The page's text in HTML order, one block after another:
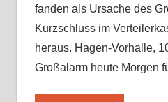
fanden als Ursache des
Kurzschluss im
heraus. Hagen-Vorhalle,
Großalarm heute Morgen